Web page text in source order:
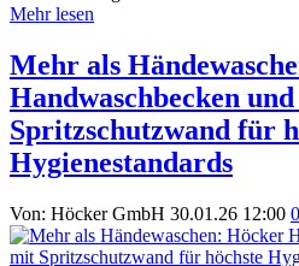
Mehr lesen
Mehr als
Handwaschbecken
Spritzschutzwand für
Hygienestandards
Von: Höcker GmbH 30.01.26 12:00